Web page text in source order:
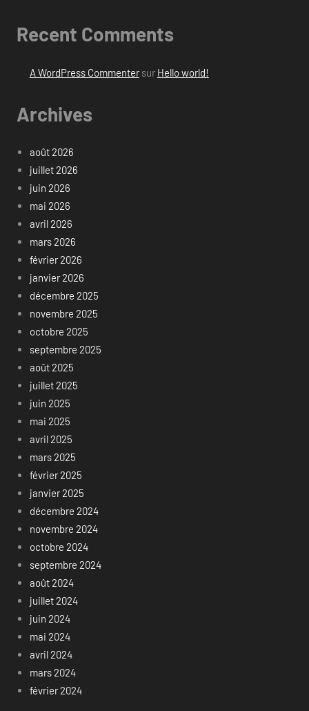
Recent Comments
A WordPress Commentersur Hello world!
Archives
août 2026
juillet 2026
juin 2026
mai 2026
avril 2026
mars 2026
février 2026
janvier 2026
décembre 2025
novembre 2025
octobre 2025
septembre 2025
août 2025
juillet 2025
juin 2025
mai 2025
avril 2025
mars 2025
février 2025
janvier 2025
décembre 2024
novembre 2024
octobre 2024
septembre 2024
août 2024
juillet 2024
juin 2024
mai 2024
avril 2024
mars 2024
février 2024